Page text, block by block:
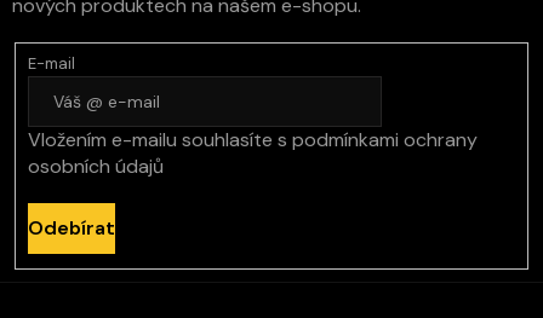
E-mail
Vložením e-mailu souhlasíte s podmínkami ochrany
osobních údajů
Odebírat